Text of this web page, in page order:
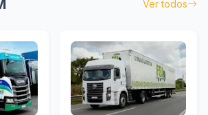
Ver todos